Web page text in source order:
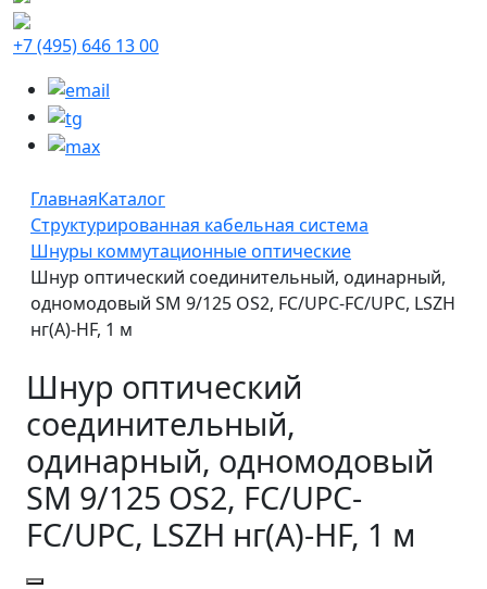
+7 (495) 646 13 00
ГлавнаяКаталог
Структурированная кабельная система
Шнуры коммутационные оптические
Шнур оптический соединительный, одинарный,
одномодовый SM 9/125 OS2, FC/UPC-FC/UPC, LSZH
нг(A)-HF, 1 м
Шнур оптический
соединительный,
одинарный, одномодовый
SM 9/125 OS2, FC/UPC-
FC/UPC, LSZH нг(A)-HF, 1 м